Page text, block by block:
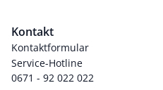
Kontakt
Kontaktformular
Service-Hotline
0671 - 92 022 022